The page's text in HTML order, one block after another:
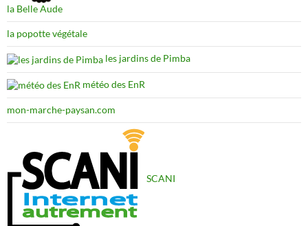
la Belle Aude
la popotte végétale
les jardins de Pimba
météo des EnR
mon-marche-paysan.com
SCANI